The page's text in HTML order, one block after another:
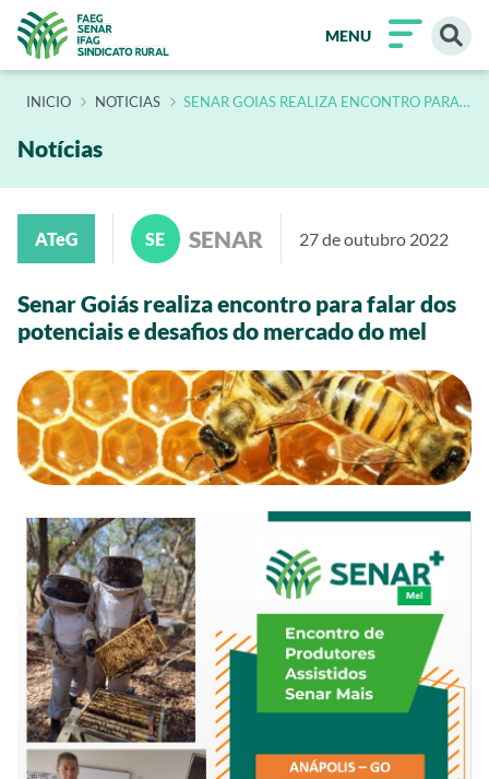
MENU
INÍCIO NOTICIAS SENAR GOIAS REALIZA ENCONTRO PARA
Notícias
ATeG SE SENAR 27 de outubro 2022
Senar Goiás realiza encontro para falar dos
potenciais e desafios do mercado do mel